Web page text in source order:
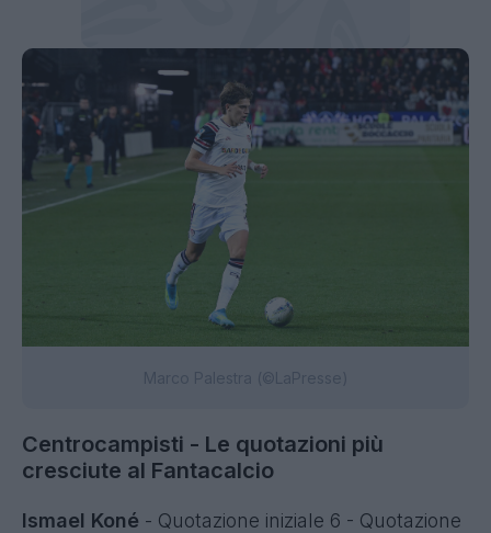
Centrocampisti - Le quotazioni più
cresciute al Fantacalcio
Ismael Koné - Quotazione iniziale 6 - Quotazione